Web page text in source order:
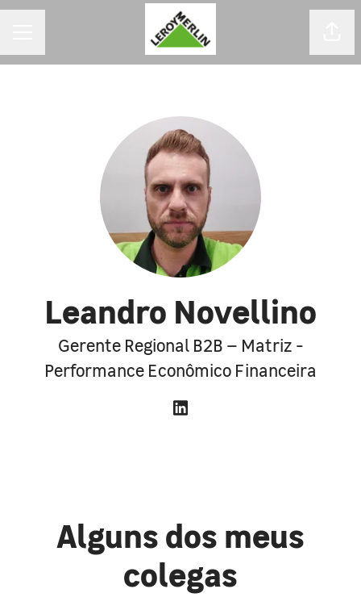
Leandro Novellino
Gerente Regional B2B – Matriz -
Performance Econômico Financeira
Alguns dos meus
colegas